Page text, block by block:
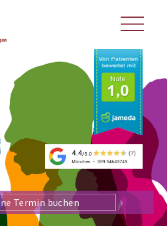
Termin buchen